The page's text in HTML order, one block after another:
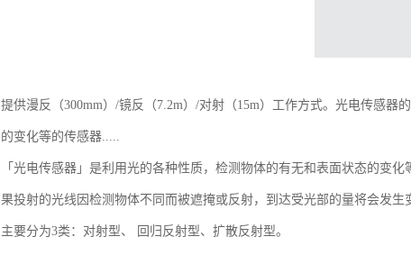
提供漫反（300mm）/镜反（7.2m）/对射（15m）工作方式。光电传感
的变化等的传感器.....
「光电传感器」是利用光的各种性质，检测物体的有无和表面状态的变
果投射的光线因检测物体不同而被遮掩或反射，到达受光部的量将会发
主要分为3类：对射型、 回归反射型、扩散反射型。